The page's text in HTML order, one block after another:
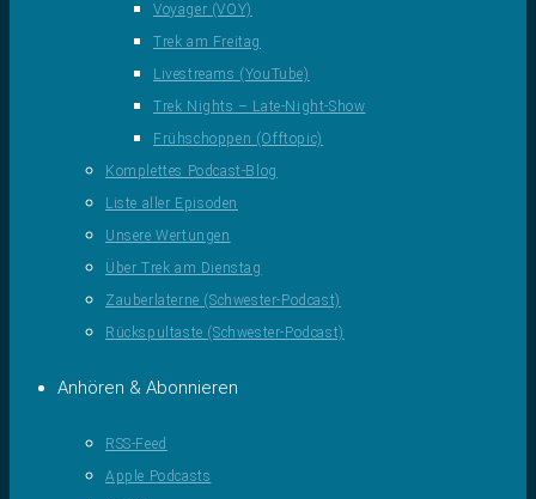
Voyager (VOY)
Trek am Freitag
Livestreams (YouTube)
Trek Nights – Late-Night-Show
Frühschoppen (Offtopic)
Komplettes Podcast-Blog
Liste aller Episoden
Unsere Wertungen
Über Trek am Dienstag
Zauberlaterne (Schwester-Podcast)
Rückspultaste (Schwester-Podcast)
Anhören & Abonnieren
RSS-Feed
Apple Podcasts